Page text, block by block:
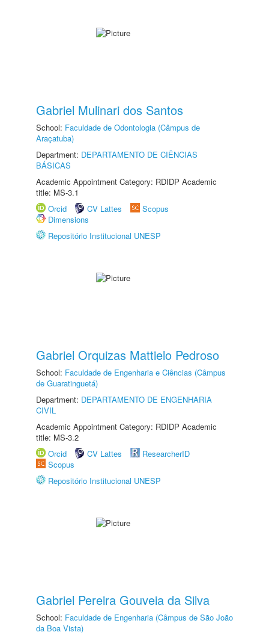
Gabriel Mulinari dos Santos
School: Faculdade de Odontologia (Câmpus de
Araçatuba)
Department: DEPARTAMENTO DE CIÊNCIAS
BÁSICAS
Academic Appointment Category: RDIDP Academic
title: MS-3.1
Orcid
CV Lattes
Scopus
Dimensions
Repositório Institucional UNESP
Gabriel Orquizas Mattielo Pedroso
School: Faculdade de Engenharia e Ciências (Câmpus
de Guaratinguetá)
Department: DEPARTAMENTO DE ENGENHARIA
CIVIL
Academic Appointment Category: RDIDP Academic
title: MS-3.2
Orcid
CV Lattes
ResearcherID
Scopus
Repositório Institucional UNESP
Gabriel Pereira Gouveia da Silva
School: Faculdade de Engenharia (Câmpus de São João
da Boa Vista)